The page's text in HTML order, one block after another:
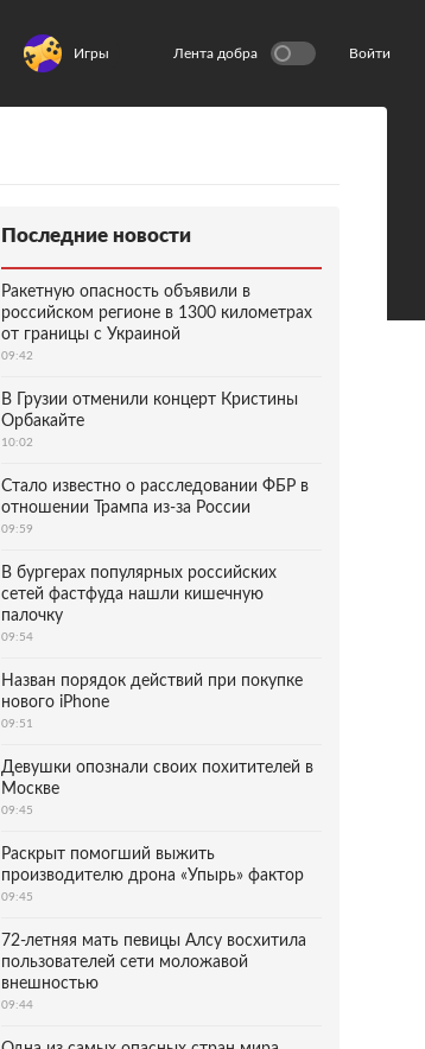
Игры Лента добра Войти
Последние новости
Ракетную опасность объявили в
российском регионе в 1300 километрах
от границы с Украиной
09:42
В Грузии отменили концерт Кристины
Орбакайте
10:02
Стало известно о расследовании ФБР в
отношении Трампа из-за России
09:59
В бургерах популярных российских
сетей фастфуда нашли кишечную
палочку
09:54
Назван порядок действий при покупке
нового iPhone
09:51
Девушки опознали своих похитителей в
Москве
09:45
Раскрыт помогший выжить
производителю дрона «Упырь» фактор
09:45
72-летняя мать певицы Алсу восхитила
пользователей сети моложавой
внешностью
09:44